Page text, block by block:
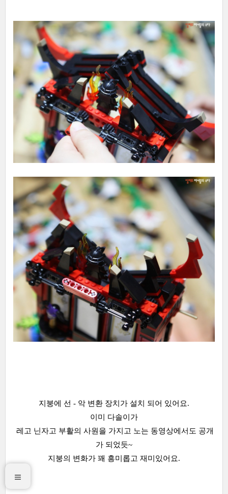
지붕에 선 - 악 변환 장치가 설치 되어 있어요.
이미 다솔이가
레고 닌자고 부활의 사원을 가지고 노는 동영상에서도 공개
가 되었듯~
지붕의 변화가 꽤 흥미롭고 재미있어요.